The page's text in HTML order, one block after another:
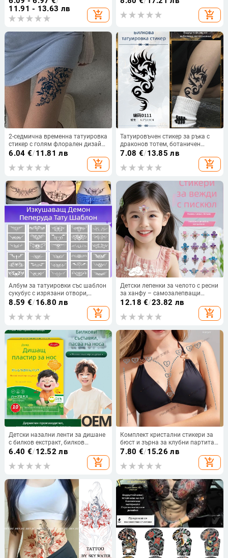
американски вид
11.91 - 13.63 лв
add_shopping_cart
полупроизводство - печатано
лого
add_shopping_cart
2-седмична временна татуировка
стикер с голям флорален дизайн
за ръка и крак, водоустойчива,
6.04 €/11.81 лв
add_shopping_cart
Татуировъчен стикер за ръка с
драконов тотем, ботаничен
мотив, водоустойчив и устойчив
на триене, персонализиран висок
клас стил, модерен
7.08 €/13.85 лв
add_shopping_cart
Албум за татуировки със шаблон
сукубус с изрязани отвори,
удебелен спрей-рисунък —
пеперуда, сърце, прикриване на
дефекти; ключица, долна част на
8.59 €/16.80 лв
add_shopping_cart
Детски лепенки за челото с ресни
за ханфу – самозалепващи
флорални украси за сценичен
грим, фестивали и партита
12.18 €/23.82 лв
add_shopping_cart
Детски назални ленти за дишане
с билков екстракт, билков
аромат, общо предназначение за
6.40 €/12.52 лв
add_shopping_cart
Комплект кристални стикери за
бюст и зърна за клубни партита,
стикери за гръб като татуировка,
светещи в тъмното за Хелоуин
7.80 €/15.26 лв
add_shopping_cart